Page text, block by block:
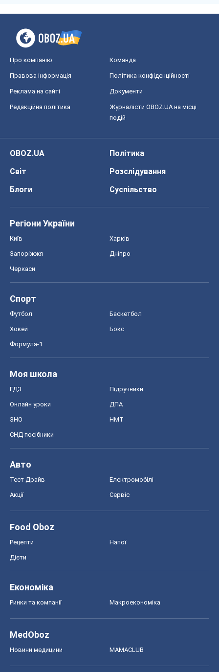
Про компанію Команда
Правова інформація Політика конфіденційності
Реклама на сайті Документи
Редакційна політика
Журналісти OBOZ.UA на місці
подій
OBOZ.UA
Політика
Світ
Розслідування
Блоги
Суспільство
Регіони України
Київ Харків
Запоріжжя Дніпро
Черкаси
Спорт
Футбол Баскетбол
Хокей Бокс
Формула-1
Моя школа
ГДЗ Підручники
Онлайн уроки ДПА
ЗНО НМТ
СНД посібники
Авто
Тест Драйв Електромобілі
Акції Сервіс
Food Oboz
Рецепти Напої
Дієти
Економіка
Ринки та компанії Макроекономіка
MedOboz
Новини медицини MAMACLUB